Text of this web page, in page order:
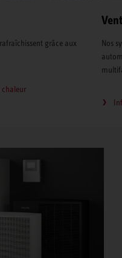
grâce aux
chaleur
Nos